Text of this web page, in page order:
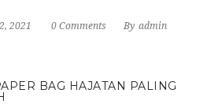
2021 0 Comments By admin
BAG HAJATAN PALING